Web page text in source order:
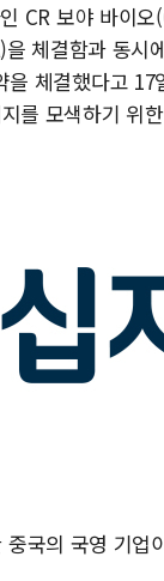
해군과 함께하
강원도 폭염특
CR 보야 바이
체결함과 동시
체결했다고 17
를 모색하기 위
국의 국영 기업